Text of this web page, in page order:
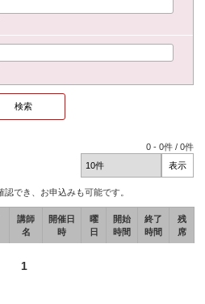
0 -0件 /0件
でき、お申込みも可能です。
講師
名
開催日
時
曜
日
開始
時間
終了
時間
残
席
1